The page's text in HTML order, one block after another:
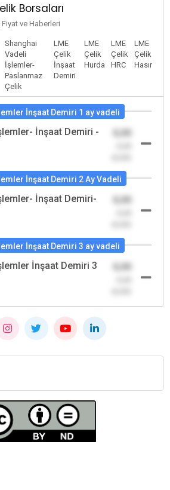
Borsaları
ve Haberleri
Shanghai
Vadeli
İşlemler-
Paslanmaz
Çelik
LME
Çelik
İnşaat
Demiri
LME
Çelik
Hurda
LME
Çelik
HRC
LME
Çelik
Hasır
İnşaat Demiri 1 ay vadeli
İnşaat Demiri -
İnşaat Demiri 2 Ay Vadeli
İnşaat Demiri-
İnşaat Demiri 3 ay vadeli
İnşaat Demiri 3